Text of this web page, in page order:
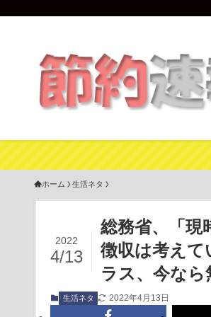
ホーム 生活ネタ
総務省、「現
徴収は考え
ラス、今なら
2022
4/13
生活ネタ 2022年4月13日